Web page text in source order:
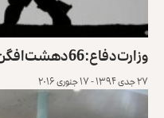
وزارت دفاع: 66 دهشت‌افگن در عملیات نظامی کشته شدند
۲۷ جدی ۱۳۹۴ - ۱۷ جنوری ۲۰۱۶